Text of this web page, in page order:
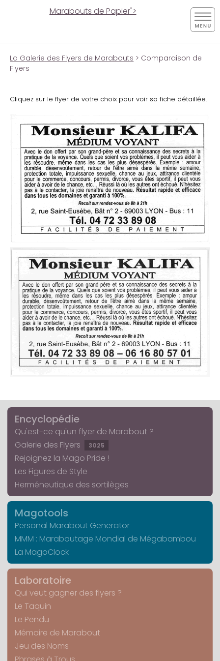
Marabouts de Papier">
La Galerie des Flyers de Marabouts > Comparaison de
Flyers
Cliquez sur le flyer de votre choix pour voir sa fiche détaillée.
Encyclopédie
Qu'est-ce qu'un flyer de Marabout ?
Galerie des Flyers
3025
Rejoignez la Mago Pride !
Les Figures de Style
Herméneutique des sortilèges
Magotools
Personal Marabout Generator
MMM : Maraboutage Mondial de Mégabambou
La MagoClock
Laboratoire
Qui veut gagner des flyers ?
Le Taquin
Le Pendu
Mémoire de Marabout
Jeu des Noms